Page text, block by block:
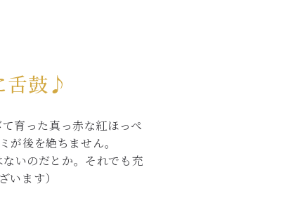
舌鼓♪
育った真っ赤な紅ほっぺ
後を絶ちません。
いのだとか。それでも充
ます）